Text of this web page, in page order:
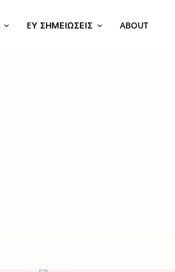
EΥ ΣΗΜΕΙΏΣΕΙΣ ABOUT